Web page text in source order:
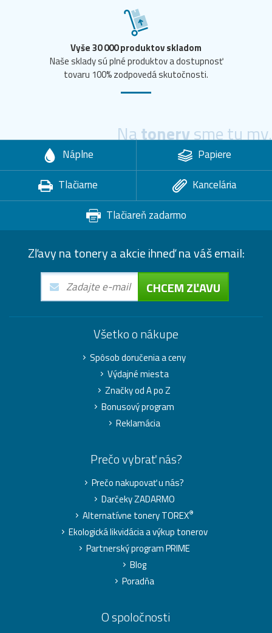
Vyše 30 000 produktov skladom
Naše sklady sú plné produktov a dostupnosť
tovaru 100% zodpovedá skutočnosti.
Natonerysme tu my.
Náplne
Papiere
Tlačiarne
Kancelária
Tlačiareň zadarmo
Zľavy na tonery a akcie ihneď na váš email:
CHCEM ZĽAVU
Všetko o nákupe
Spôsob doručenia a ceny
Výdajné miesta
Značky od A po Z
Bonusový program
Reklamácia
Prečo vybrať nás?
Prečo nakupovať u nás?
Darčeky ZADARMO
Alternatívne tonery TOREX®
Ekologická likvidácia a výkup tonerov
Partnerský program PRIME
Blog
Poradňa
O spoločnosti